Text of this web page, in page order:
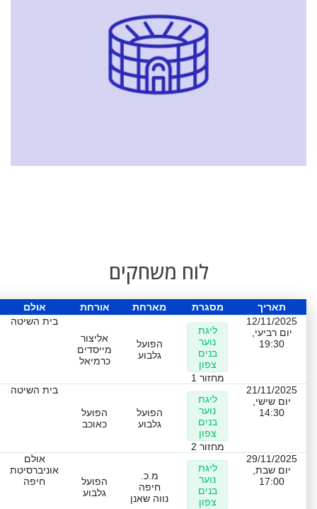
לוח משחקים
תאריך מסגרת מארחת אורחת
אולם
12/11/2025
יום רביעי,
19:30
ליגת
נוער
בנים
צפון
מחזור 1
הפועל
גלבוע
אליצור
מייסדים
כרמיאל
בית השיטה
21/11/2025
יום שישי,
14:30
ליגת
נוער
בנים
צפון
מחזור 2
הפועל
גלבוע
הפועל
כאוכב
בית השיטה
29/11/2025
יום שבת,
17:00
ליגת
נוער
בנים
צפון
מ.כ.
חיפה
נווה שאנן
הפועל
גלבוע
אולם
אוניברסיטת
חיפה